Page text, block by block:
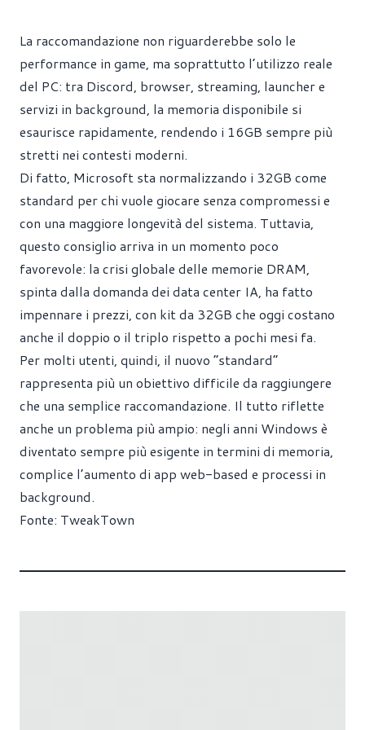
La raccomandazione non riguarderebbe solo le
performance in game, ma soprattutto l’utilizzo reale
del PC: tra Discord, browser, streaming, launcher e
servizi in background, la memoria disponibile si
esaurisce rapidamente, rendendo i 16GB sempre più
stretti nei contesti moderni.
Di fatto, Microsoft sta normalizzando i 32GB come
standard per chi vuole giocare senza compromessi e
con una maggiore longevità del sistema. Tuttavia,
questo consiglio arriva in un momento poco
favorevole: la crisi globale delle memorie DRAM,
spinta dalla domanda dei data center IA, ha fatto
impennare i prezzi, con kit da 32GB che oggi costano
anche il doppio o il triplo rispetto a pochi mesi fa.
Per molti utenti, quindi, il nuovo “standard”
rappresenta più un obiettivo difficile da raggiungere
che una semplice raccomandazione. Il tutto riflette
anche un problema più ampio: negli anni Windows è
diventato sempre più esigente in termini di memoria,
complice l’aumento di app web-based e processi in
background.
Fonte: TweakTown